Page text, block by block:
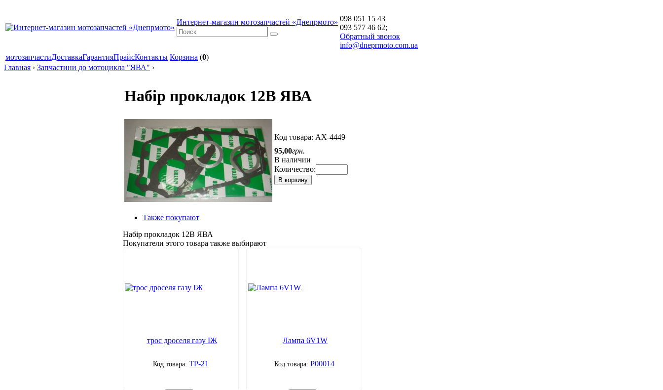
Интернет-магазин мотозапчастей «Днепрмото» 098 051 15 43
093 577 46 62;
Обратный звонок
info@dneprmoto.com.ua
мотозапчастиДоставкаГарантияПрайсКонтакты Корзина (0)
Главная › Запчастини до мотоцикла "ЯВА" ›
Набір прокладок 12В ЯВА
Код товара: АХ-4449
95,00грн.
В наличии
Количество:
В корзину
Также покупают
Набір прокладок 12В ЯВА
Покупатели этого товара также выбирают
трос дроселя газу ІЖ
ТР-21
Лампа 6V1W
P00014